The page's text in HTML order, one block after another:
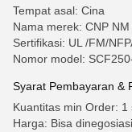
Tempat asal: Cina
Nama merek: CNP
Sertifikasi: UL /FM/
Nomor model:
Syarat Pembayaran &
Kuantitas min Order: 1
Harga: Bisa